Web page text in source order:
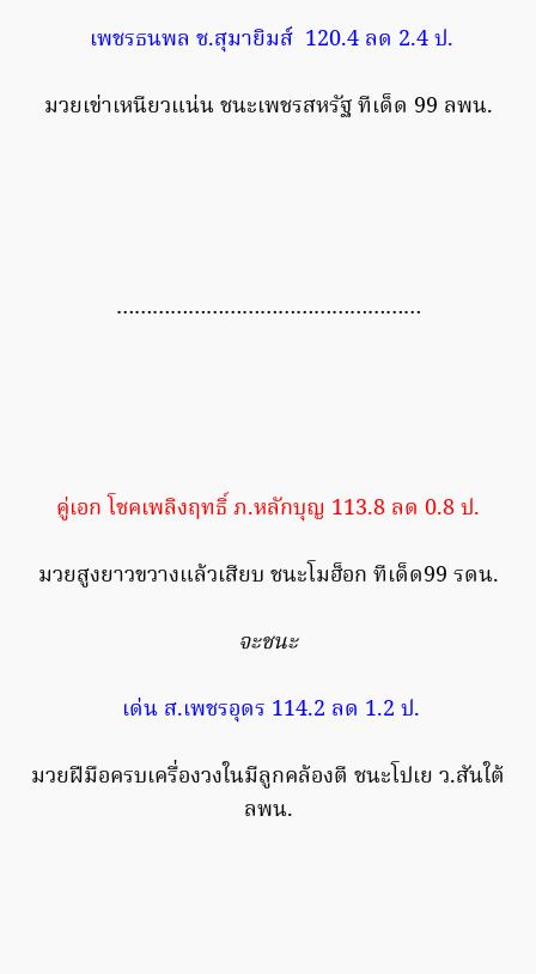
เพชรธนพล ช.สุมายิมส์ 120.4 ลด 2.4 ป.
มวยเข่าเหนียวแน่น ชนะเพชรสหรัฐ ทีเด็ด 99 ลพน.
……………………………………………
คู่เอก โชคเพลิงฤทธิ์ ภ.หลักบุญ 113.8 ลด 0.8 ป.
มวยสูงยาวขวางแล้วเสียบ ชนะโมฮ็อก ทีเด็ด99 รดน.
จะชนะ
เด่น ส.เพชรอุดร 114.2 ลด 1.2 ป.
มวยฝีมือครบเครื่องวงในมีลูกคล้องตี ชนะโปเย ว.สันใต้
ลพน.